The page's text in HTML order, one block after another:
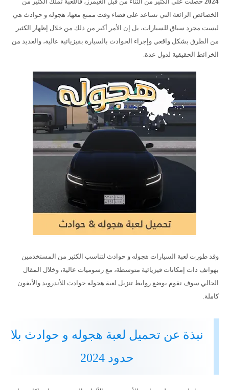
الخصائص الرائعة التي تساعد على قضاء وقت ممتع معها، هجوله و حوادث هي
ليست مجرد سباق للسيارات، بل إن الأمر أكبر من ذلك من خلال إظهار الكثير
من الطرق بشكل واقعي وإجراء الحوادث بالسيارة بفيزيائية عالية، والعديد من
الخرائط الحقيقية لدول عدة.
وقد طورت لعبة السيارات هجوله و حوادث لتناسب الكثير من المستخدمين
بهواتف ذات إمكانات فيزيائية متوسطة، مع رسوميات عالية، وخلال المقال
الحالي سوف نقوم بوضع روابط تنزيل لعبة هجوله حوادث للأندرويد والأيفون
كاملة.
نبذة عن تحميل لعبة هجوله و حوادث بلا
حدود 2024